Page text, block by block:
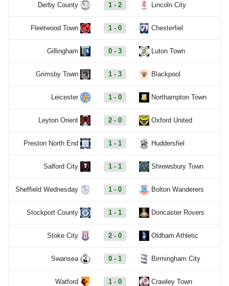
Derby County 1 - 2 Lincoln City
Fleetwood Town 1 - 0 Chesterfiel
Gillingham 0 - 3 Luton Town
Grimsby Town 1 - 3 Blackpool
Leicester 1 - 0 Northampton Town
Leyton Orient 2 - 0 Oxford United
Preston North End 1 - 1 Huddersfiel
Salford City 1 - 1 Shrewsbury Town
Sheffield Wednesday 1 - 0 Bolton Wanderers
Stockport County 1 - 1 Doncaster Rovers
Stoke City 2 - 0 Oldham Athletic
Swansea 0 - 1 Birmingham City
Watford 1 - 0 Crawley Town